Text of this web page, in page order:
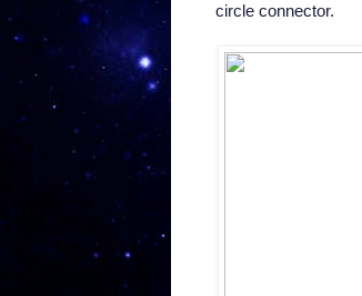
circle connector.